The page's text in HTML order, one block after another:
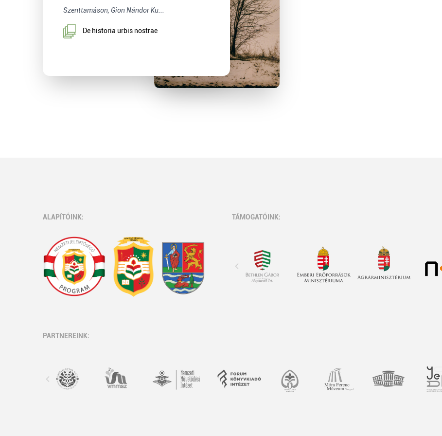
Szenttamáson, Gion Nándor Ku...
De historia urbis nostrae
ALAPÍTÓINK: TÁMOGATÓINK:
PARTNEREINK: